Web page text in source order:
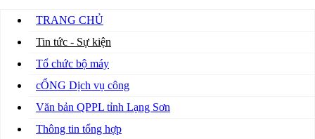
TRANG CHỦ
Tin tức - Sự kiện
Tổ chức bộ máy
cỔNG Dịch vụ công
Văn bản QPPL tỉnh Lạng Sơn
Thông tin tổng hợp